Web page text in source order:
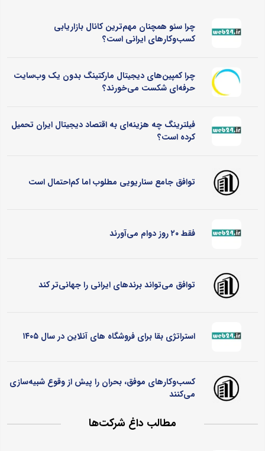
چرا سئو همچنان مهم‌ترین کانال بازاریابی
کسب‌وکارهای ایرانی است؟
چرا کمپین‌های دیجیتال مارکتینگ بدون یک وب‌سایت
حرفه‌ای شکست می‌خورند؟
فیلترینگ چه هزینه‌ای به اقتصاد دیجیتال ایران تحمیل
کرده است؟
توافق جامع سناریویی مطلوب اما کم‌احتمال است
فقط ۲۰ روز دوام می‌آورند
توافق می‌تواند برندهای ایرانی را جهانی‌تر کند
استراتژی بقا برای فروشگاه های آنلاین در سال ۱۴۰۵
کسب‌وکارهای موفق، بحران را پیش از وقوع شبیه‌سازی
می‌کنند
مطالب داغ شرکت‌ها